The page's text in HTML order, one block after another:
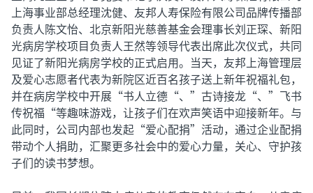
上海事业部总经理沈健、友邦人寿保险有限公司品牌传播部
负责人陈文怡、北京新阳光慈善基金会理事长刘正琛、新阳
光病房学校项目负责人王然等领导代表出席此次仪式，共同
见证了新阳光病房学校的正式启用。当天，友邦上海管理层
及爱心志愿者代表为新院区近百名孩子送上新年祝福礼包，
并在病房学校中开展“书人立德“、”古诗接龙“、”飞书
传祝福“等趣味游戏，让孩子们在欢声笑语中迎接新年。与
此同时，公司内部也发起“爱心配捐”活动，通过企业配捐
带动个人捐助，汇聚更多社会中的爱心力量，关心、守护孩
子们的读书梦想。